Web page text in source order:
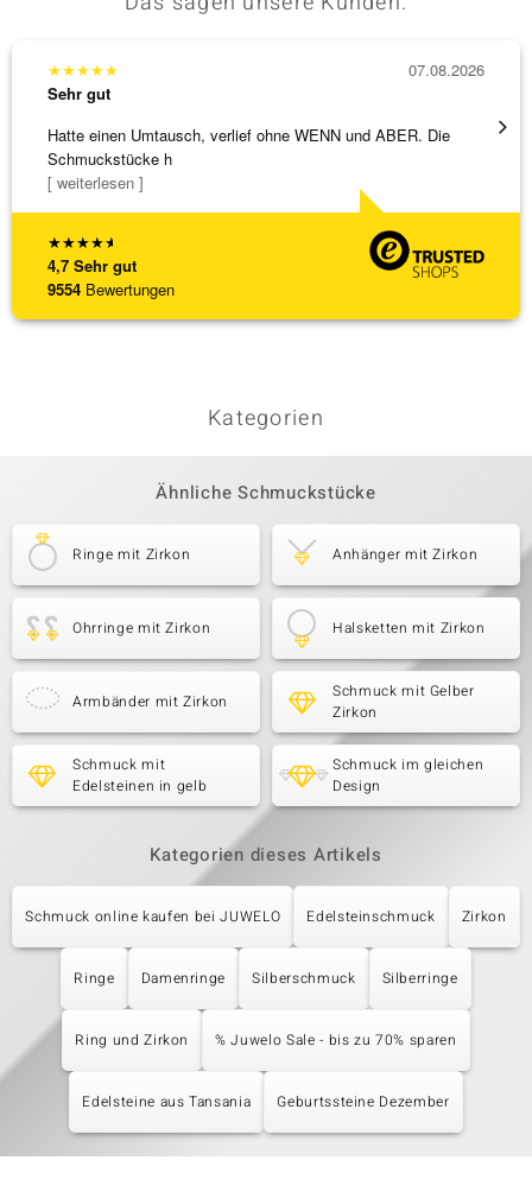
★★★★★
4,7 Sehr gut
9554 Bewertungen
★★★★★
Sehr gut
Hatte einen Umtausch, verlief ohne WENN und ABER. Die
Schmuckstücke h
[ weiterlesen ]
07.08.2026
Die
Kategorien
Ähnliche Schmuckstücke
Ringe mit Zirkon Anhänger mit Zirkon
Ohrringe mit Zirkon Halsketten mit Zirkon
Armbänder mit Zirkon
Schmuck mit Gelber
Zirkon
Schmuck mit
Edelsteinen in gelb
Schmuck im gleichen
Design
Kategorien dieses Artikels
Schmuck online kaufen bei JUWELO Edelsteinschmuck Zirkon
Ringe Damenringe Silberschmuck Silberringe
Ring und Zirkon % Juwelo Sale - bis zu 70% sparen
Edelsteine aus Tansania Geburtssteine Dezember